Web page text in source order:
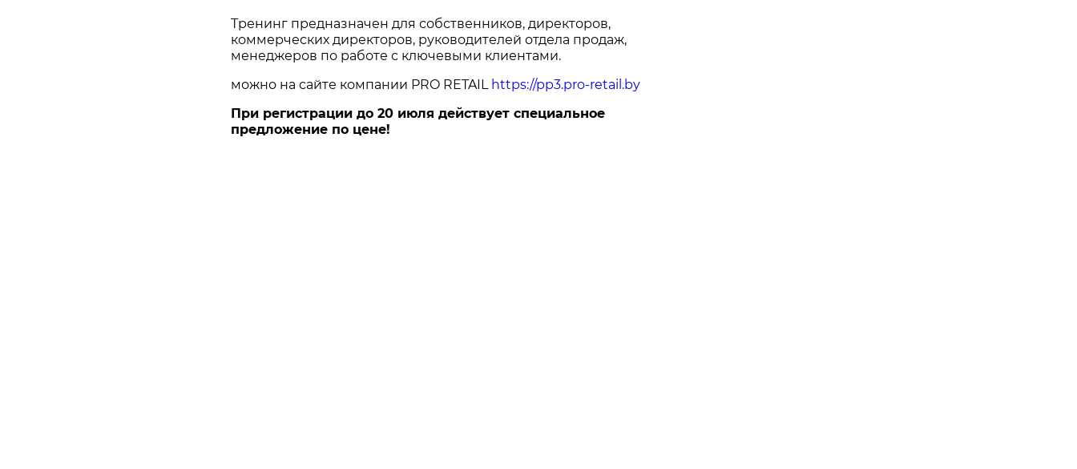
Тренинг предназначен для собственников, директоров,
коммерческих директоров, руководителей отдела продаж,
менеджеров по работе с ключевыми клиентами.
можно на сайте компании PRO RETAIL
https://pp3.pro-retail.by
При регистрации до 20 июля действует специальное
предложение по цене!